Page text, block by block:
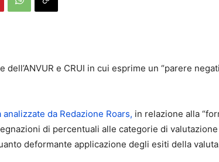
e CRUI in cui esprime un “parere
da Redazione Roars, in relazione alla
di percentuali alle categorie di valutazione
deformante applicazione degli esiti della